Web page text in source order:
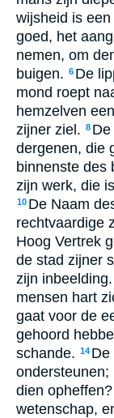
wijsheid is
goed, het
nemen, om
buigen. 6 De
mond roept
hemzelven
zijner ziel. 8
dergenen, die
binnenste des
zijn werk, die
10 De Naam
rechtvaardige
Hoog Vertrek
de stad zijner
zijn inbeelding.
mensen hart
gaat voor de
gehoord
schande. 14 De
ondersteunen;
dien opheffen?
wetenschap,